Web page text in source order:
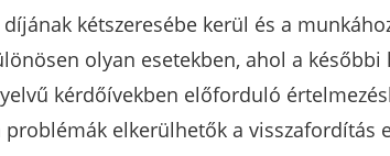
kétszeresébe kerül és a
olyan esetekben, ahol a
kérdőívekben előforduló
elkerülhetők a visszafordítás